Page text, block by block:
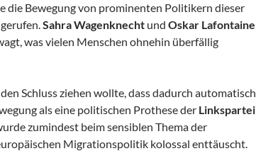
die Bewegung von prominenten Politikern dieser
Sahra Wagenknecht und Oskar Lafontaine
was vielen Menschen ohnehin überfällig
Schluss ziehen wollte, dass dadurch automatisch
als eine politischen Prothese der Linkspartei
zumindest beim sensiblen Thema der
Migrationspolitik kolossal enttäuscht.